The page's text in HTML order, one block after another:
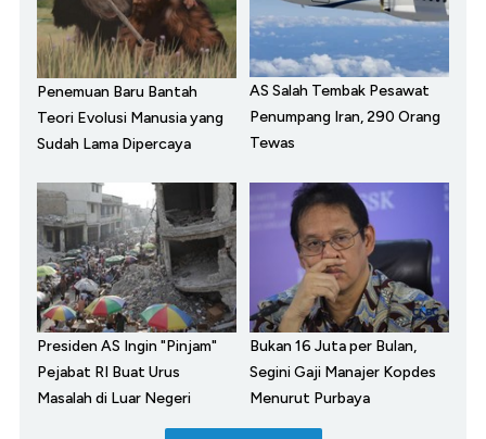
Penemuan Baru Bantah
Teori Evolusi Manusia yang
Sudah Lama Dipercaya
AS Salah Tembak Pesawat
Penumpang Iran, 290 Orang
Tewas
Presiden AS Ingin "Pinjam"
Pejabat RI Buat Urus
Masalah di Luar Negeri
Bukan 16 Juta per Bulan,
Segini Gaji Manajer Kopdes
Menurut Purbaya